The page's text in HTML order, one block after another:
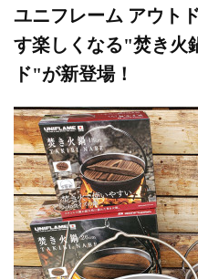
ユニフレーム アウト
す楽しくなる"焚き火
ド"が新登場！